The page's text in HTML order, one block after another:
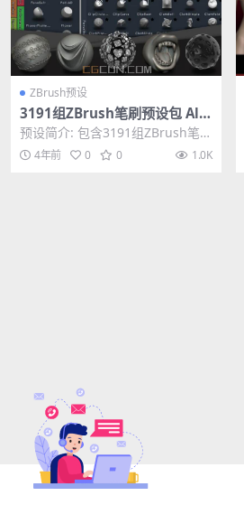
ZBrush预设
3191组ZBrush笔刷预设包 All
XMD Brushes, IMMS, v3.0
预设简介: 包含3191组ZBrush笔刷
预设，生物皮肤、地形、日常材质
等，ZB...
4年前 0 0 1.0K